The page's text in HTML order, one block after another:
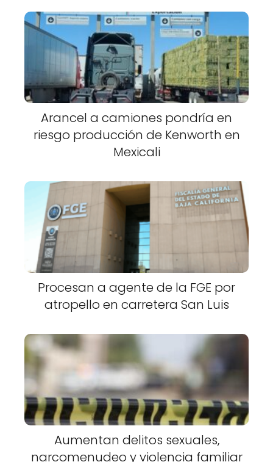
Arancel a camiones pondría en
riesgo producción de Kenworth en
Mexicali
Procesan a agente de la FGE por
atropello en carretera San Luis
Aumentan delitos sexuales,
narcomenudeo y violencia familiar